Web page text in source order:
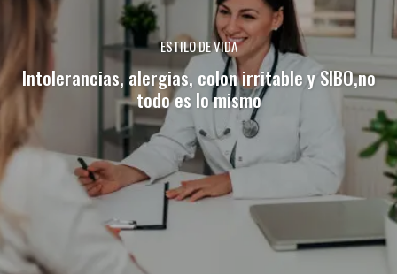
ESTILO DE VIDA
Intolerancias, alergias, colon irritable y SIBO,no
todo es lo mismo